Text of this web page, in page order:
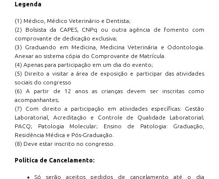
Legenda
(1) Médico, Médico Veterinário e Dentista;
(2) Bolsista da CAPES, CNPq ou outra agência de fomento com
comprovante de dedicação exclusiva;
(3) Graduando em Medicina, Medicina Veterinária e Odontologia.
Anexar ao sistema cópia do Comprovante de Matrícula.
(4) Apenas para participação em um dia do evento;
(5) Direito a visitar a área de exposição e participar das atividades
sociais do congresso
(6) A partir de 12 anos as crianças devem ser inscritas como
acompanhantes;
(7) Com direito a participação em atividades específicas: Gestão
Laboratorial, Acreditação e Controle de Qualidade Laboratorial;
PACQ; Patologia Molecular; Ensino de Patologia: Graduação,
Residência Médica e Pós-Graduação.
(8) Deve estar inscrito no congresso.
Política de Cancelamento:
Só serão aceitos pedidos de cancelamento até o dia